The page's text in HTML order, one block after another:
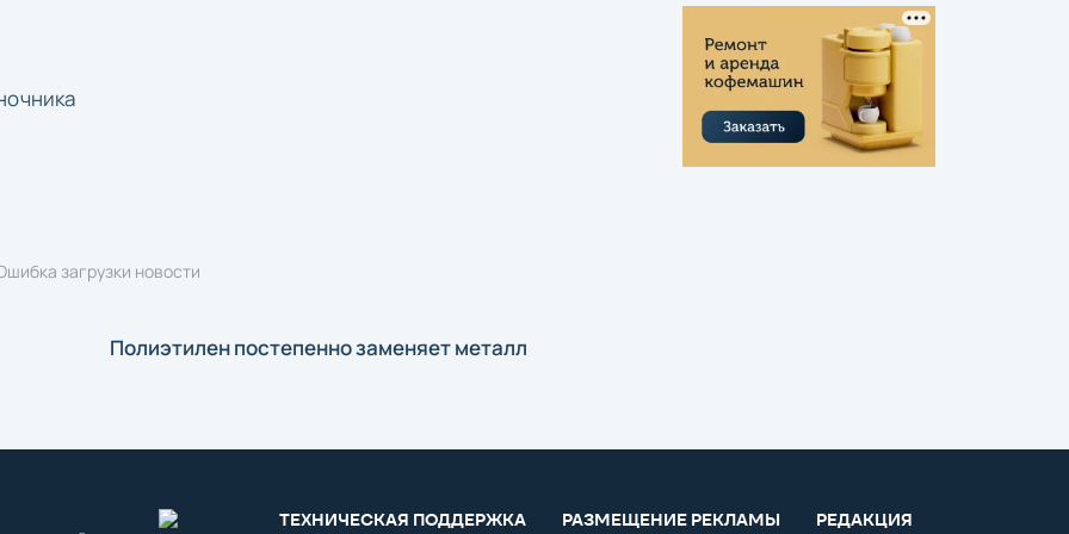
загрузки новости
Полиэтилен постепенно заменяет металл
ТЕХНИЧЕСКАЯ ПОДДЕРЖКА РАЗМЕЩЕНИЕ РЕКЛАМЫ РЕДАКЦИЯ